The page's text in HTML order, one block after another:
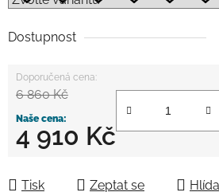
Dostupnost
6 860 Kč
4 910 Kč
Tisk Zeptat se